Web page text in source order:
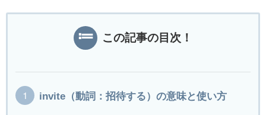
この記事の目次！
invite（動詞：招待する）の意味と使い方